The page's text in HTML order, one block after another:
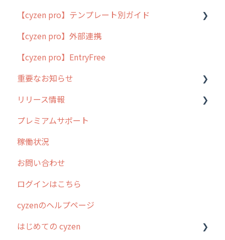
cyzen proの位置情報取得について
用語集
よくある質問
【cyzen pro】テンプレート別ガイド
ポスティング
ラウンダー
メンテナンス
外廻り営業
清掃
不動産
【cyzen pro】外部連携
【cyzen pro】EntryFree
重要なお知らせ
過去の重要なお知らせ
障害情報
リリース情報
リリース
2026年のリリース情報
2025年のリリース情報
2024年のリリース情報
2023年のリリース情報
過去のリリース
プレミアムサポート
稼働状況
お問い合わせ
ログインはこちら
cyzenのヘルプページ
はじめての cyzen